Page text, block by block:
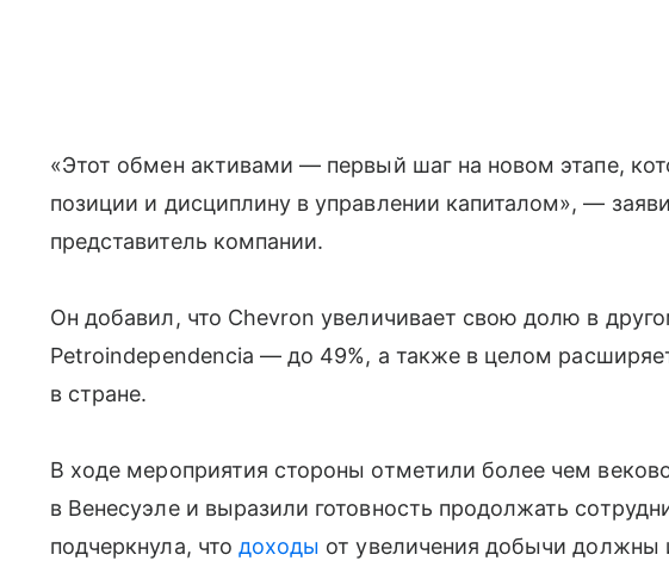
«Этот обмен активами — первый шаг на новом этапе,
позиции и дисциплину в управлении капиталом», —
представитель компании.
Он добавил, что Chevron увеличивает свою долю в
Petroindependencia — до 49%, а также в целом
в стране.
В ходе мероприятия стороны отметили более чем
в Венесуэле и выразили готовность продолжать
подчеркнула, что доходы от увеличения добычи должны